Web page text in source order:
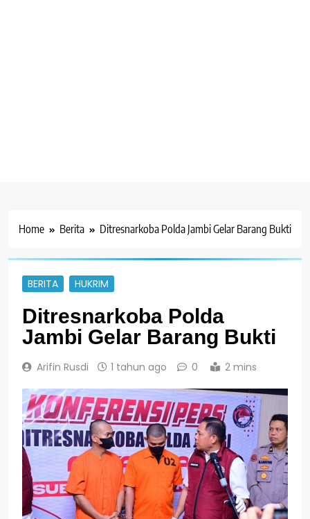
Home Berita Ditresnarkoba Polda Jambi Gelar Barang Bukti
BERITA HUKRIM
Ditresnarkoba Polda
Jambi Gelar Barang Bukti
Arifin Rusdi 1 tahun ago 0 2 mins